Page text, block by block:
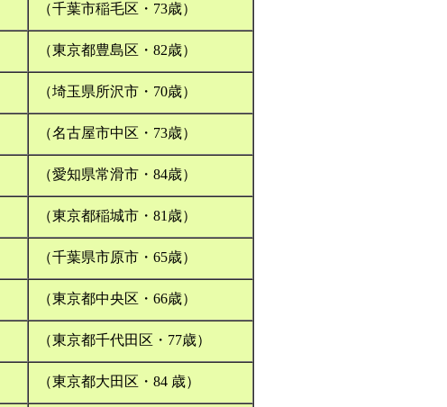
（千葉市稲毛区・73歳）
（東京都豊島区・82歳）
（埼玉県所沢市・70歳）
（名古屋市中区・73歳）
（愛知県常滑市・84歳）
（東京都稲城市・81歳）
（千葉県市原市・65歳）
（東京都中央区・66歳）
（東京都千代田区・77歳）
（東京都大田区・84 歳）